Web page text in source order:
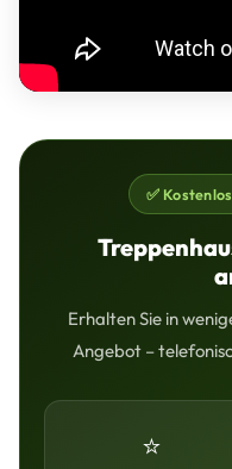
✅
Erhalten Sie in
Angebot –
⭐